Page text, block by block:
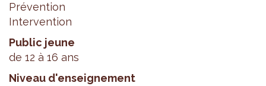
Prévention
Intervention
Public jeune
de 12 à 16 ans
Niveau d'enseignement